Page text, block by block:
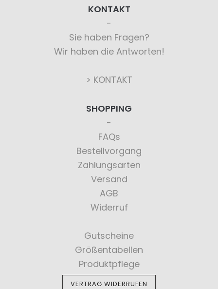
KONTAKT
Sie haben Fragen?
Wir haben die Antworten!
> KONTAKT
SHOPPING
FAQs
Bestellvorgang
Zahlungsarten
Versand
AGB
Widerruf
Gutscheine
Größentabellen
Produktpflege
VERTRAG WIDERRUFEN